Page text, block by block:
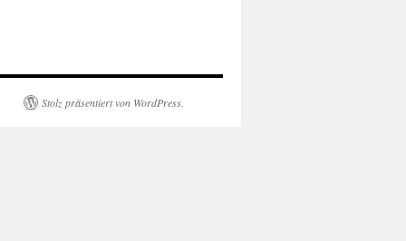
Stolz präsentiert von WordPress.